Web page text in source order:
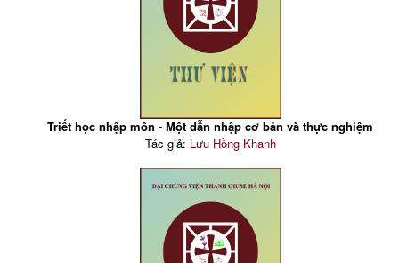
Triết học nhập môn - Một dẫn nhập cơ bản và thực nghiệm
Tác giả: Lưu Hồng Khanh